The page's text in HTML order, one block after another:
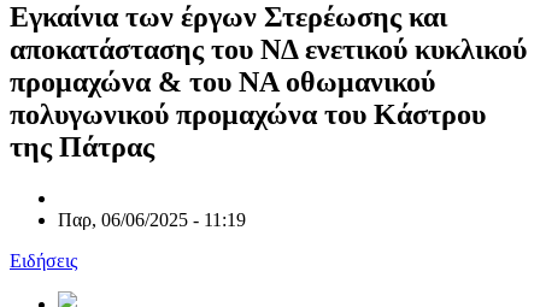
Εγκαίνια των έργων Στερέωσης και
αποκατάστασης του ΝΔ ενετικού κυκλικού
προμαχώνα & του ΝΑ οθωμανικού
πολυγωνικού προμαχώνα του Κάστρου
της Πάτρας
Παρ, 06/06/2025 - 11:19
Ειδήσεις